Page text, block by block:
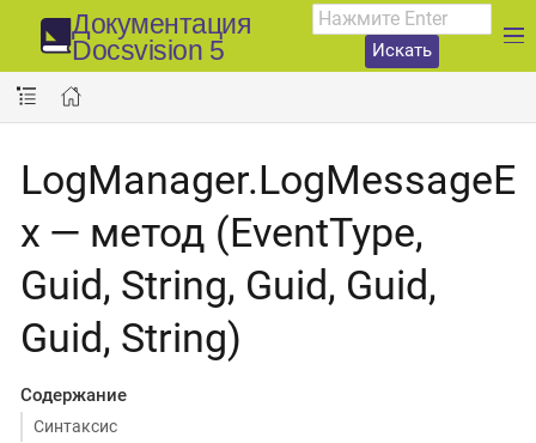
Документация
Docsvision 5
Искать
LogManager.LogMessageE
x — метод (EventType,
Guid, String, Guid, Guid,
Guid, String)
Содержание
Синтаксис